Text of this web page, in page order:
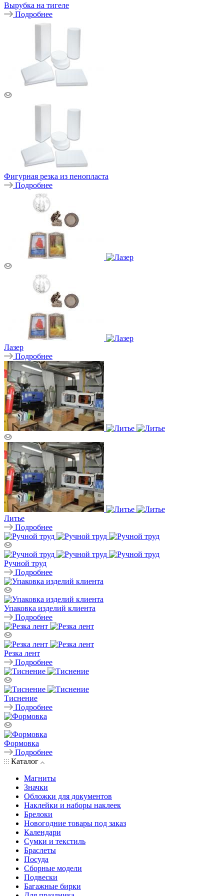
Вырубка на тигеле
Подробнее
Фигурная резка из пенопласта
Подробнее
Лазер
Подробнее
Литье
Подробнее
Ручной труд
Подробнее
Упаковка изделий клиента
Подробнее
Резка лент
Подробнее
Тиснение
Подробнее
Формовка
Подробнее
Каталог
Магниты
Значки
Обложки для документов
Наклейки и наборы наклеек
Брелоки
Новогодние товары под заказ
Календари
Сумки и текстиль
Браслеты
Посуда
Сборные модели
Подвески
Багажные бирки